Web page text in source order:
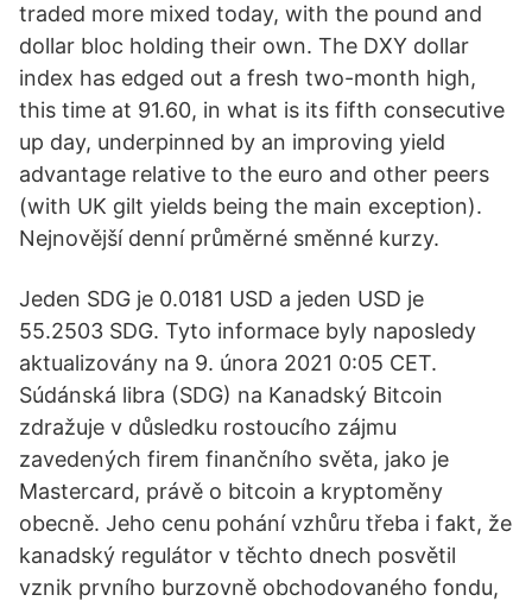
traded more mixed today, with the pound and
dollar bloc holding their own. The DXY dollar
index has edged out a fresh two-month high,
this time at 91.60, in what is its fifth consecutive
up day, underpinned by an improving yield
advantage relative to the euro and other peers
(with UK gilt yields being the main exception).
Nejnovější denní průměrné směnné kurzy.
Jeden SDG je 0.0181 USD a jeden USD je
55.2503 SDG. Tyto informace byly naposledy
aktualizovány na 9. února 2021 0:05 CET.
Súdánská libra (SDG) na Kanadský Bitcoin
zdražuje v důsledku rostoucího zájmu
zavedených firem finančního světa, jako je
Mastercard, právě o bitcoin a kryptoměny
obecně. Jeho cenu pohání vzhůru třeba i fakt, že
kanadský regulátor v těchto dnech posvětil
vznik prvního burzovně obchodovaného fondu,